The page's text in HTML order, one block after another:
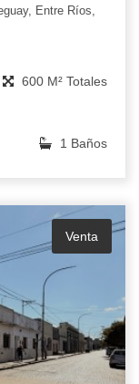
Entre Ríos,
600 M² Totales
1 Baños
Venta